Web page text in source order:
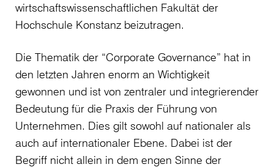
wirtschaftswissenschaftlichen Fakultät der
Hochschule Konstanz beizutragen.
Die Thematik der “Corporate Governance” hat in
den letzten Jahren enorm an Wichtigkeit
gewonnen und ist von zentraler und integrierender
Bedeutung für die Praxis der Führung von
Unternehmen. Dies gilt sowohl auf nationaler als
auch auf internationaler Ebene. Dabei ist der
Begriff nicht allein in dem engen Sinne der